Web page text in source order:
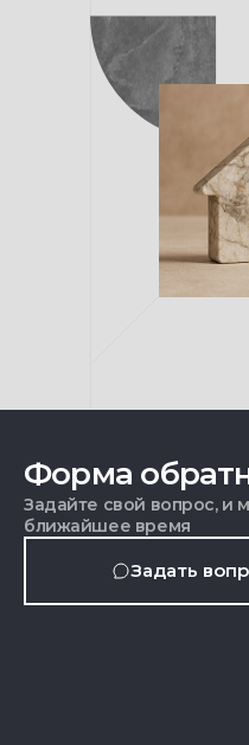
Форма
Задайте свой вопрос, и
ближайшее время
Задать